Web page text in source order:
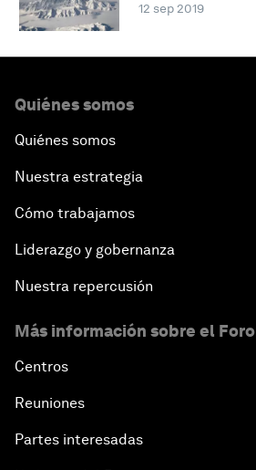
12 sep 2019
Quiénes somos
Quiénes somos
Nuestra estrategia
Cómo trabajamos
Liderazgo y gobernanza
Nuestra repercusión
Más información sobre el Foro
Centros
Reuniones
Partes interesadas